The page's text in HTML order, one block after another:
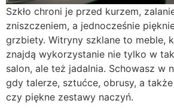
Szkło chroni je przed kurzem,
zniszczeniem, a jednocześnie
grzbiety. Witryny szklane to meble,
znajdą wykorzystanie nie tylko w
salon, ale też jadalnia. Schowasz w
gdy talerze, sztućce, obrusy, a
czy piękne zestawy naczyń.